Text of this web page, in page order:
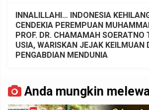
INNALILLAHI… INDONESIA
CENDEKIA PEREMPUAN
PROF. DR. CHAMAMAH SOERATNO
USIA, WARISKAN JEJAK KEILMUAN
PENGABDIAN MENDUNIA
Anda mungkin